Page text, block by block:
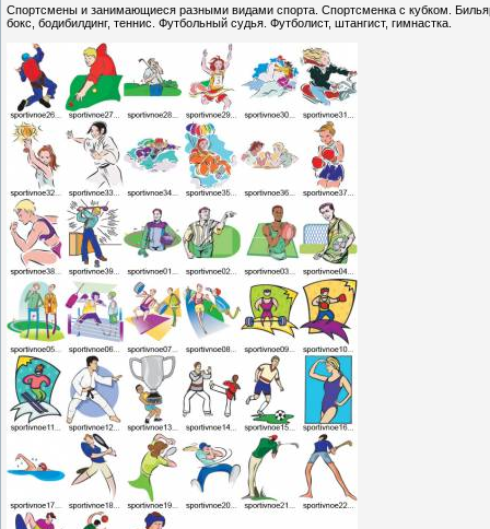
Спортсмены и занимающиеся разными видами спорта. Спортсменка с кубком.
бокс, бодибилдинг, теннис. Футбольный судья. Футболист, штангист, гимнастка.